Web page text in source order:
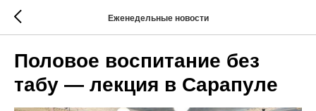
Еженедельные новости
Половое воспитание без
табу — лекция в Сарапуле